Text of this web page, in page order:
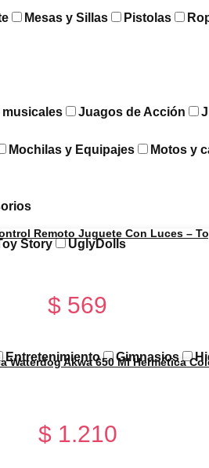
Mesas y Sillas Pistolas
musicales Juagos de Acción
Mochilas y Equipajes Motos y
Story
UglyDolls
Entretenimiento Gimnasios
Remoto Juguete Con Luces –
$ 569
Waterdog Akwa 650 Ml Hermética
$1.210